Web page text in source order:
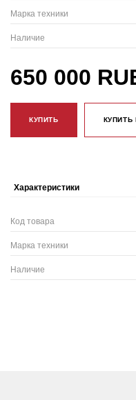
Марка техники
Наличие
650 000
КУПИТЬ КУПИТЬ
Характеристики
Код товара
Марка техники
Наличие